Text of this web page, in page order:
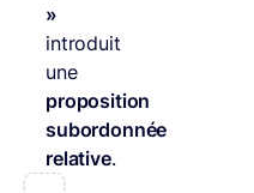
»
introduit
une
proposition
subordonnée
relative.